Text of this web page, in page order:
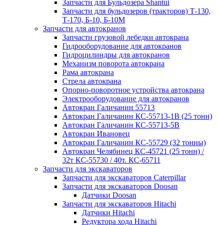
Запчасти для Бульдозера Shantui
Запчасти для бульдозеров (тракторов) Т-130,
Т-170, Б-10, Б-10М
Запчасти для автокранов
Запчасти грузовой лебедки автокрана
Гидрооборудование для автокранов
Гидроцилиндры для автокранов
Механизм поворота автокрана
Рама автокрана
Стрела автокрана
Опорно-поворотное устройства автокрана
Электрооборудование для автокранов
Автокран Галичанин 55713
Автокран Галичанин КС-55713-1В (25 тонн)
Автокран Галичанин КС-55713-5В
Автокран Ивановец
Автокран Галичанин КС-55729 (32 тонны)
Автокран Челябинец КС-45721 (25 тонн) /
32т КС-55730 / 40т. КС-65711
Запчасти для экскаваторов
Запчасти для экскаваторов Caterpillar
Запчасти для экскаваторов Doosan
Датчики Doosan
Запчасти для экскаваторов Hitachi
Датчики Hitachi
Редуктора хода Hitachi